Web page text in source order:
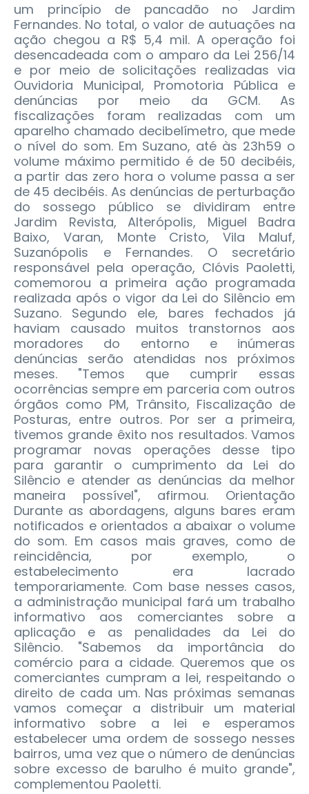
um princípio de pancadão no Jardim
Fernandes. No total, o valor de autuações na
ação chegou a R$ 5,4 mil.A operação foi
desencadeada com o amparo da Lei 256/14
e por meio de solicitações realizadas via
Ouvidoria Municipal, Promotoria Pública e
denúncias por meio da GCM. As
fiscalizações foram realizadas com um
aparelho chamado decibelímetro, que mede
o nível do som. Em Suzano, até às 23h59 o
volume máximo permitido é de 50 decibéis,
a partir das zero hora o volume passa a ser
de 45 decibéis. As denúncias de perturbação
do sossego público se dividiram entre
Jardim Revista, Alterópolis, Miguel Badra
Baixo, Varan, Monte Cristo, Vila Maluf,
Suzanópolis e Fernandes. O secretário
responsável pela operação, Clóvis Paoletti,
comemorou a primeira ação programada
realizada após o vigor da Lei do Silêncio em
Suzano. Segundo ele, bares fechados já
haviam causado muitos transtornos aos
moradores do entorno e inúmeras
denúncias serão atendidas nos próximos
meses. "Temos que cumprir essas
ocorrências sempre em parceria com outros
órgãos como PM, Trânsito, Fiscalização de
Posturas, entre outros. Por ser a primeira,
tivemos grande êxito nos resultados. Vamos
programar novas operações desse tipo
para garantir o cumprimento da Lei do
Silêncio e atender as denúncias da melhor
maneira possível", afirmou. Orientação
Durante as abordagens, alguns bares eram
notificados e orientados a abaixar o volume
do som. Em casos mais graves, como de
reincidência, por exemplo, o
estabelecimento era lacrado
temporariamente. Com base nesses casos,
a administração municipal fará um trabalho
informativo aos comerciantes sobre a
aplicação e as penalidades da Lei do
Silêncio. "Sabemos da importância do
comércio para a cidade. Queremos que os
comerciantes cumpram a lei, respeitando o
direito de cada um. Nas próximas semanas
vamos começar a distribuir um material
informativo sobre a lei e esperamos
estabelecer uma ordem de sossego nesses
bairros, uma vez que o número de denúncias
sobre excesso de barulho é muito grande",
complementou Paoletti.